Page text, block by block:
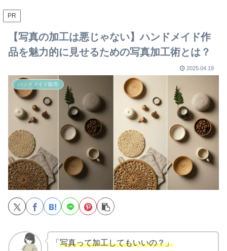
PR
【写真の加工は悪じゃない】ハンドメイド作
品を魅力的に見せるための写真加工術とは？
2025.04.19
ハンドメイド販売
「 写真って加工してもいいの？」